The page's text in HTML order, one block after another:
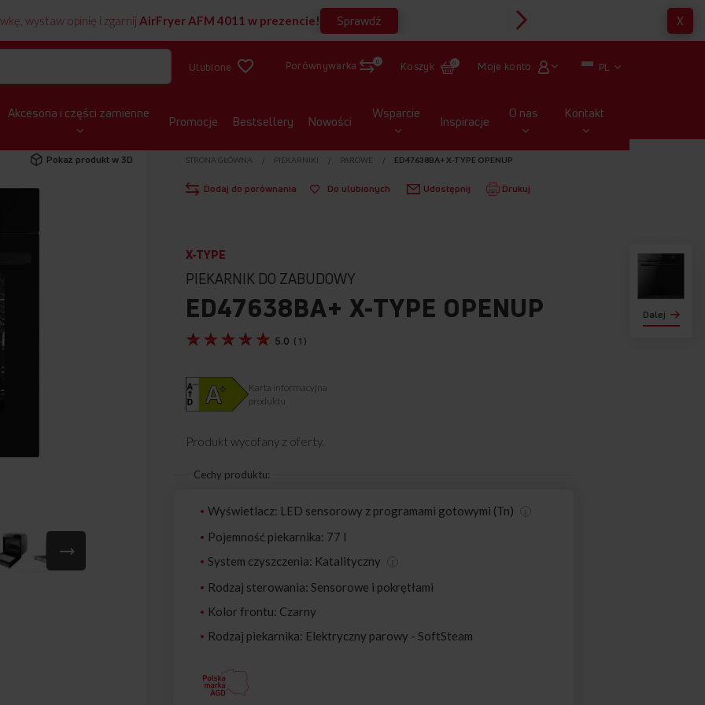
wystaw opinię i zgarnij AirFryer AFM 4011 w prezencie! Sprawdź X
Ulubione Porównywarka 0 Koszyk 0 Moje konto PL
Akcesoria i części zamienne Promocje Bestsellery Nowości Wsparcie Inspiracje O nas Kontakt
Dalej
Pokaż produkt w 3D STRONA GŁÓWNA PIEKARNIKI PAROWE ED47638BA+ X-TYPE OPENUP
Dodaj do porównania Do ulubionych Udostępnij Drukuj
X-TYPE
PIEKARNIK DO ZABUDOWY
ED47638BA+ X-TYPE OPENUP
5.0 ( 1 )
Karta informacyjna
produktu
Produkt wycofany z oferty.
Cechy produktu:
Wyświetlacz: LED sensorowy z programami gotowymi (Tn)
Pojemność piekarnika: 77 l
System czyszczenia: Katalityczny
Rodzaj sterowania: Sensorowe i pokrętłami
Kolor frontu: Czarny
Rodzaj piekarnika: Elektryczny parowy - SoftSteam